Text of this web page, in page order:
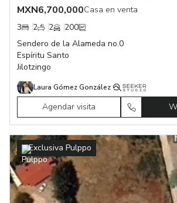
MXN6,700,000Casa en venta
3
2 2
200
Sendero de la Alameda no.0
Espíritu Santo
Jilotzingo
Laura Gómez González
Agendar visita
Exclusiva Pulppo